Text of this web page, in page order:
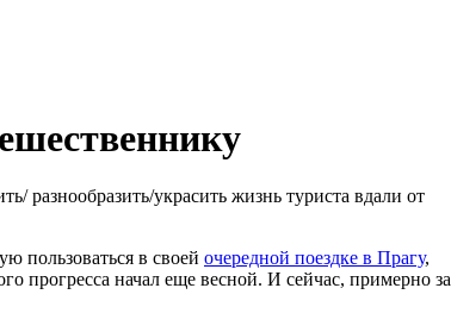
разнообразить/украсить жизнь туриста вдали от
пользоваться в своей очередной поездке в Прагу,
прогресса начал еще весной. И сейчас, примерно за